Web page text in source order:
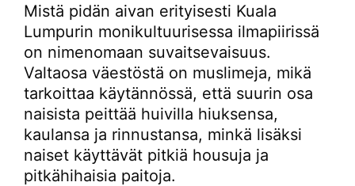
Mistä pidän aivan erityisesti Kuala
Lumpurin monikultuurisessa ilmapiirissä
on nimenomaan suvaitsevaisuus.
Valtaosa väestöstä on muslimeja, mikä
tarkoittaa käytännössä, että suurin osa
naisista peittää huivilla hiuksensa,
kaulansa ja rinnustansa, minkä lisäksi
naiset käyttävät pitkiä housuja ja
pitkähihaisia paitoja.